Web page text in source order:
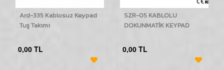
Ard-335 Kablosuz Keypad
Tuş Takımı
0,00 TL
SZR-05 KABLOLU
DOKUNMATİK KEYPAD
0,00 TL